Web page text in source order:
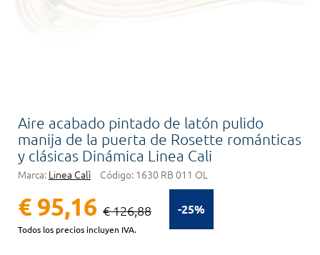
Aire acabado pintado de latón pulido
manija de la puerta de Rosette románticas
y clásicas Dinámica Linea Cali
Marca: Linea Calì Código: 1630 RB 011 OL
-25%
€ 95,16 € 126,88
Todos los precios incluyen IVA.